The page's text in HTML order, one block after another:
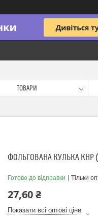
ТОВАРИ
ФОЛЬГОВАНА КУЛЬКА КНР
Готово до відправки Тільки
27,60 ₴
Показати всі оптові ціни